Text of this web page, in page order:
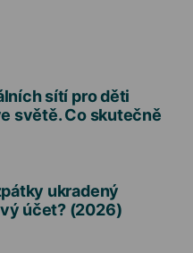
sítí pro děti
světě. Co skutečně
ukradený
účet? (2026)